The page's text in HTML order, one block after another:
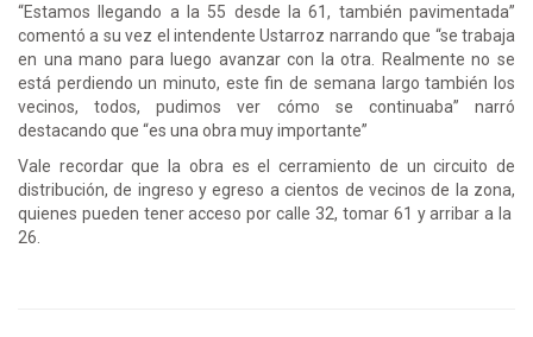
“Estamos llegando a la 55 desde la 61, también pavimentada”
comentó a su vez el intendente Ustarroz narrando que “se trabaja
en una mano para luego avanzar con la otra. Realmente no se
está perdiendo un minuto, este fin de semana largo también los
vecinos, todos, pudimos ver cómo se continuaba” narró
destacando que “es una obra muy importante”
Vale recordar que la obra es el cerramiento de un circuito de
distribución, de ingreso y egreso a cientos de vecinos de la zona,
quienes pueden tener acceso por calle 32, tomar 61 y arribar a la
26.